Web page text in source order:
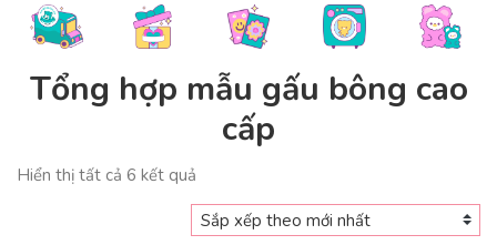
Tổng hợp mẫu gấu bông cao
cấp
Hiển thị tất cả 6 kết quả
xếp